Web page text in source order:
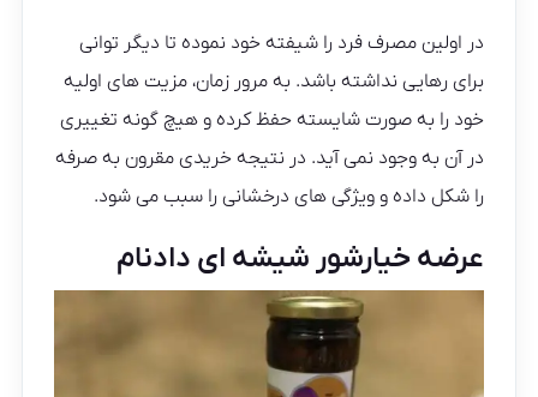
در اولین مصرف فرد را شیفته خود نموده تا دیگر توانی
برای رهایی نداشته باشد. به مرور زمان، مزیت های اولیه
خود را به صورت شایسته حفظ کرده و هیچ گونه تغییری
در آن به وجود نمی آید. در نتیجه خریدی مقرون به صرفه
را شکل داده و ویژگی های درخشانی را سبب می شود.
عرضه خیارشور شیشه ای دادنام